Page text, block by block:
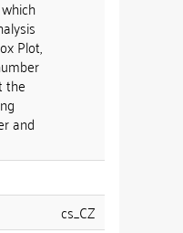
Plot,
the
and
cs_CZ